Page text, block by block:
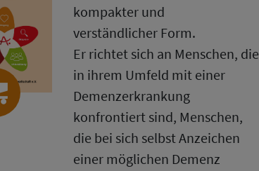
kompakter und
verständlicher Form.
Er richtet sich an Menschen, die
in ihrem Umfeld mit einer
Demenzerkrankung
konfrontiert sind, Menschen,
die bei sich selbst Anzeichen
einer möglichen Demenz